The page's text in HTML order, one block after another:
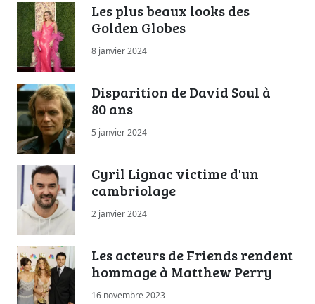
Les plus beaux looks des
Golden Globes
8 janvier 2024
Disparition de David Soul à
80 ans
5 janvier 2024
Cyril Lignac victime d'un
cambriolage
2 janvier 2024
Les acteurs de Friends rendent
hommage à Matthew Perry
16 novembre 2023